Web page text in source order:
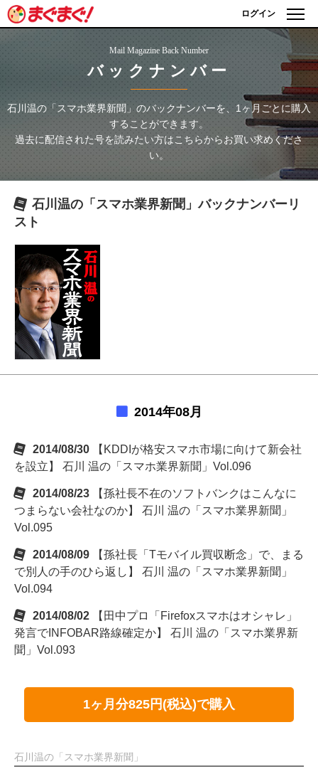
ログイン
Mail Magazine Back Number
バックナンバー
石川温の「スマホ業界新聞」 のバックナンバーを、1ヶ月ごとに購入
することができます。
過去に配信された号を読みたい方はこちらからお買い求めくださ
い。
石川温の「スマホ業界新聞」バックナンバーリ
スト
2014年08月
2014/08/30
【KDDIが格安スマホ市場に向けて新会社
を設立】 石川 温の「スマホ業界新聞」Vol.096
2014/08/23
【孫社長不在のソフトバンクはこんなに
つまらない会社なのか】 石川 温の「スマホ業界新聞」
Vol.095
2014/08/09
【孫社長「Tモバイル買収断念」で、まる
で別人の手のひら返し】 石川 温の「スマホ業界新聞」
Vol.094
2014/08/02
【田中プロ「Firefoxスマホはオシャレ」
発言でINFOBAR路線確定か】 石川 温の「スマホ業界新
聞」Vol.093
1ヶ月分825円(税込)で購入
石川温の「スマホ業界新聞」